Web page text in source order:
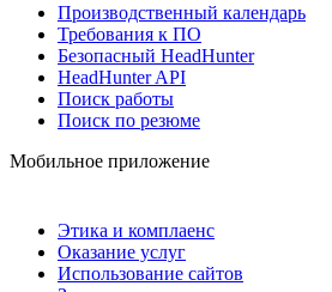
Производственный календарь
Требования к ПО
Безопасный HeadHunter
HeadHunter API
Поиск работы
Поиск по резюме
Мобильное приложение
Этика и комплаенс
Оказание услуг
Использование сайтов